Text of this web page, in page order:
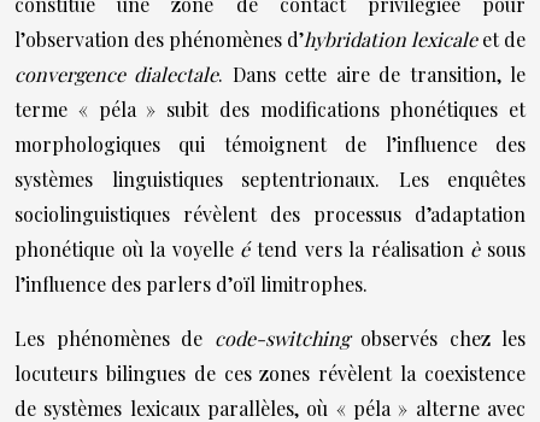
l’observation des phénomènes d’hybridation lexicaleet de
convergence dialectale. Dans cette aire de transition, le
terme « péla » subit des modifications phonétiques et
morphologiques qui témoignent de l’influence des
systèmes linguistiques septentrionaux. Les enquêtes
sociolinguistiques révèlent des processus d’adaptation
phonétique où la voyelle étend vers la réalisation èsous
l’influence des parlers d’oïl limitrophes.
Les phénomènes de code-switchingobservés chez les
locuteurs bilingues de ces zones révèlent la coexistence
de systèmes lexicaux parallèles, où « péla » alterne avec